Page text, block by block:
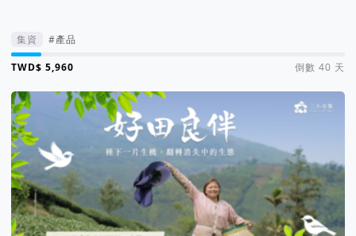
集資 #產品
集資進度 9%
倒數 40 天